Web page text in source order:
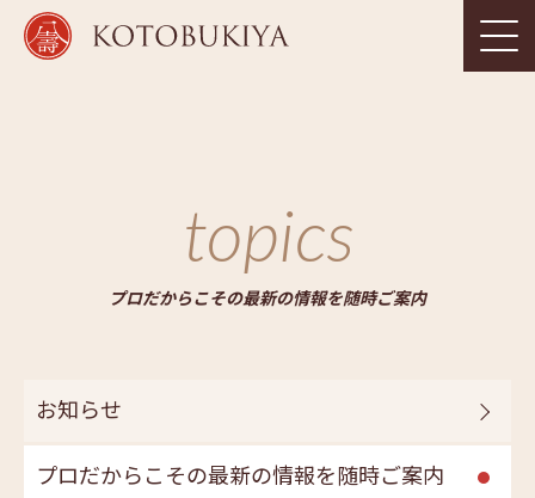
topics
プロだからこその最新の情報を随時ご案内
お知らせ
プロだからこその最新の情報を随時ご案内